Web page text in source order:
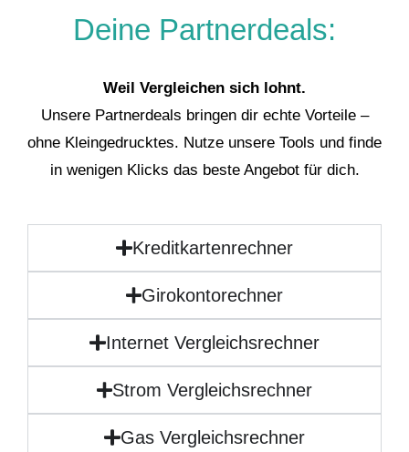
Deine Partnerdeals:
Weil Vergleichen sich lohnt.
Unsere Partnerdeals bringen dir echte Vorteile –
ohne Kleingedrucktes. Nutze unsere Tools und finde
in wenigen Klicks das beste Angebot für dich.
Kreditkartenrechner
Girokontorechner
Internet Vergleichsrechner
Strom Vergleichsrechner
Gas Vergleichsrechner